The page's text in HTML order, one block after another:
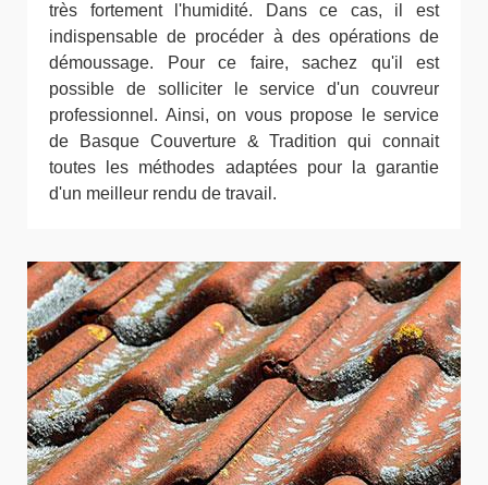
très fortement l'humidité. Dans ce cas, il est
indispensable de procéder à des opérations de
démoussage. Pour ce faire, sachez qu'il est
possible de solliciter le service d'un couvreur
professionnel. Ainsi, on vous propose le service
de Basque Couverture & Tradition qui connait
toutes les méthodes adaptées pour la garantie
d'un meilleur rendu de travail.